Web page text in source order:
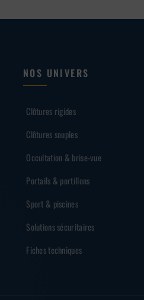
NOS UNIVERS
Clôtures rigides
Clôtures souples
Occultation & brise-vue
Portails & portillons
Sport & piscines
Solutions sécuritaires
Fiches techniques